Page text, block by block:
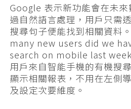
Google 表示新功能會在未來
過自然語言處理，用戶只需
搜尋句子便能找到相關資料
many new users did we
search on mobile last
用戶來自智能手機的有機搜
顯示相關報表，不用在左側
及設定次要維度。